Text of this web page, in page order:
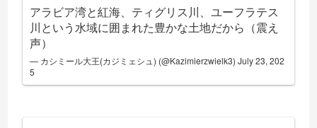
アラビア湾と紅海、ティグリス川、ユーフラテス
川という水域に囲まれた豊かな土地だから（震え
声）
— カシミール大王(カジミェシュ) (@Kazimierzwielk3)July 23, 202
5